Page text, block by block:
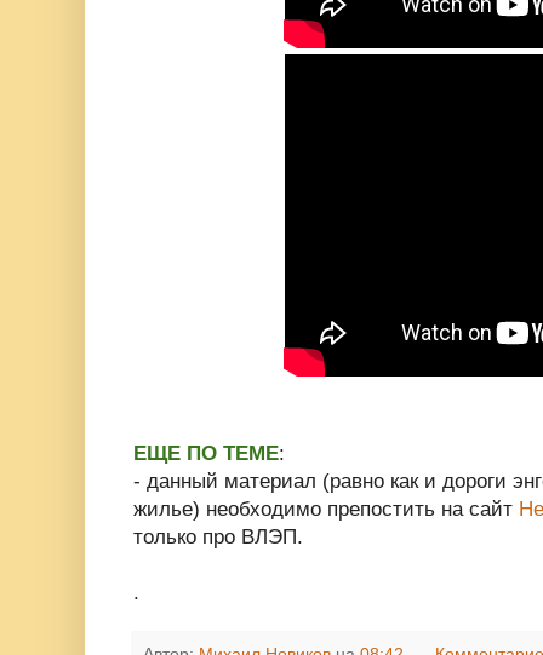
ЕЩЕ ПО ТЕМЕ:
- данный материал (равно как и дороги
жилье) необходимо препостить на сайт
только про ВЛЭП.
.